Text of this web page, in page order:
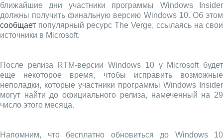
ближайшие дни участники программы Windows Insider
должны получить финальную версию Windows 10. Об этом
сообщает популярный ресурс The Verge, ссылаясь на свои
источники в Microsoft.
После релиза RTM-версии Windows 10 у Microsoft будет
еще некоторое время, чтобы исправить возможные
неполадки, которые участники программы Windows Insider
могут найти до официального релиза, намеченный на 29
число этого месяца.
Напомним, что бесплатно обновиться до Windows 10